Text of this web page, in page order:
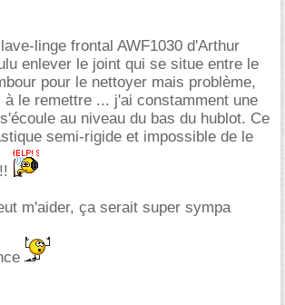
linge frontal AWF1030 d'Arthur
enlever le joint qui se situe entre le
pour le nettoyer mais problème,
à le remettre ... j'ai constamment une
au niveau du bas du hublot. Ce
semi-rigide et impossible de le
m'aider, ça serait super sympa